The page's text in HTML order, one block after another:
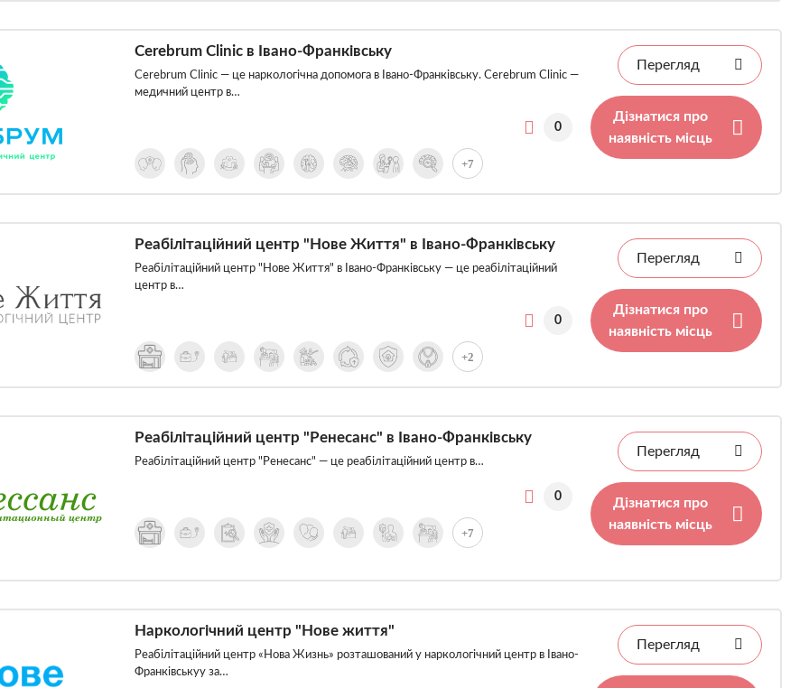
Cerebrum Clinic в Івано-Франківську
Cerebrum Clinic — це наркологічна допомога в Івано-Франківську. Cerebrum Clinic —
медичний центр в…
0
+7
Перегляд
Дізнатися про
наявність місць
Реабілітаційний центр "Нове Життя" в Івано-Франківську
Реабілітаційний центр "Нове Життя" в Івано-Франківську — це реабілітаційний
центр в…
0
+2
Перегляд
Дізнатися про
наявність місць
Реабілітаційний центр "Ренесанс" в Івано-Франківську
Реабілітаційний центр "Ренесанс" — це реабілітаційний центр в…
0
+7
Перегляд
Дізнатися про
наявність місць
Наркологічний центр "Нове життя"
Реабілітаційний центр «Нова Жизнь» розташований у наркологічний центр в Івано-
Франківськуу за…
Перегляд